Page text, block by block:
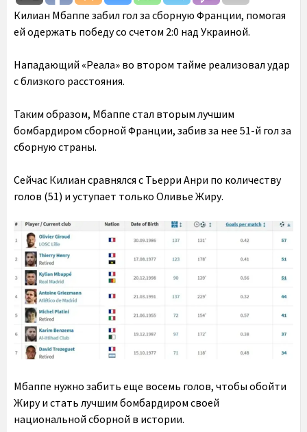
Килиан Мбаппе забил гол за сборную Франции, помогая
ей одержать победу со счетом 2:0 над Украиной.
Нападающий «Реала» во втором тайме реализовал удар
с близкого расстояния.
Таким образом, Мбаппе стал вторым лучшим
бомбардиром сборной Франции, забив за нее 51-й гол за
сборную страны.
Сейчас Килиан сравнялся с Тьерри Анри по количеству
голов (51) и уступает только Оливье Жиру.
Мбаппе нужно забить еще восемь голов, чтобы обойти
Жиру и стать лучшим бомбардиром своей
национальной сборной в истории.